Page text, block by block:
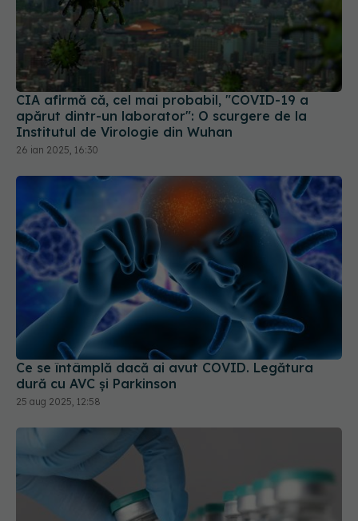
CIA afirmă că, cel mai probabil, "COVID-19 a
apărut dintr-un laborator": O scurgere de la
Institutul de Virologie din Wuhan
26 ian 2025, 16:30
Ce se întâmplă dacă ai avut COVID. Legătura
dură cu AVC și Parkinson
25 aug 2025, 12:58